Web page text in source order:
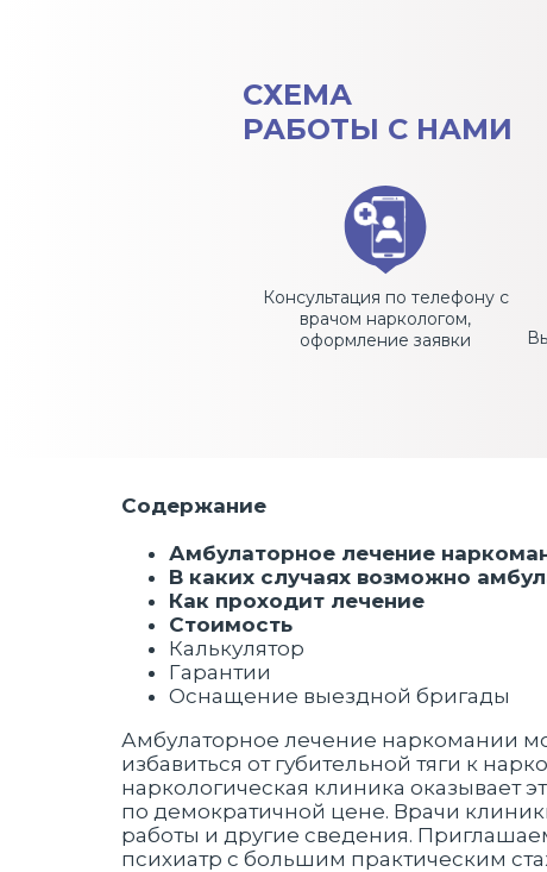
СХЕМА
РАБОТЫ С НАМИ
Консультация по телефону с
врачом наркологом,
оформление заявки
Содержание
Амбулаторное лечение
В каких случаях возможно
Как проходит лечение
Стоимость
Калькулятор
Гарантии
Оснащение выездной бригады
Амбулаторное лечение наркомании
избавиться от губительной тяги к
наркологическая клиника оказывает
по демократичной цене. Врачи
работы и другие сведения.
психиатр с большим практическим